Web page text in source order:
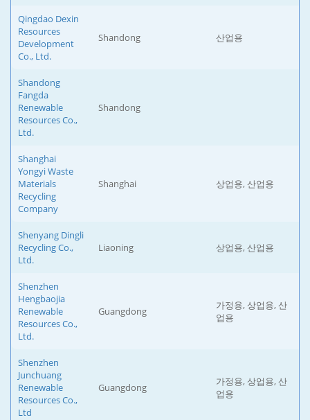
Qingdao Dexin
Resources
Development
Co., Ltd.
Shandong 산업용
Shandong
Fangda
Renewable
Resources Co.,
Ltd.
Shandong
Shanghai
Yongyi Waste
Materials
Recycling
Company
Shanghai 상업용, 산업용
Shenyang Dingli
Recycling Co.,
Ltd.
Liaoning 상업용, 산업용
Shenzhen
Hengbaojia
Renewable
Resources Co.,
Ltd.
Guangdong
가정용, 상업용, 산
업용
Shenzhen
Junchuang
Renewable
Resources Co.,
Ltd
Guangdong
가정용, 상업용, 산
업용